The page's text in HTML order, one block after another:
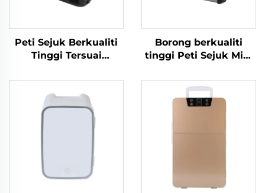
Peti Sejuk Berkualiti
Tinggi Tersuai
Alih Peti Sejuk Kereta
12v Peti Sejuk Kereta
Pembekuan 12v
Perkhemahan Rv Peti
Borong berkualiti
tinggi Peti Sejuk Mini
Sejuk Mudah Alih 12
Volt 25L Peti Sejuk
Mudah Alih